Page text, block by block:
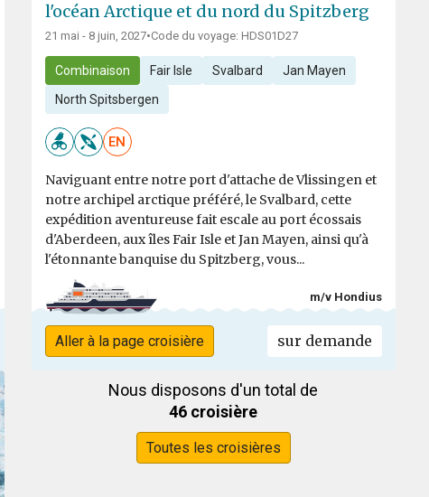
l'océan Arctique et du nord du Spitzberg
21 mai - 8 juin, 2027•Code du voyage: HDS01D27
Combinaison Fair Isle Svalbard Jan Mayen
North Spitsbergen
EN
Naviguant entre notre port d'attache de Vlissingen et
notre archipel arctique préféré, le Svalbard, cette
expédition aventureuse fait escale au port écossais
d'Aberdeen, aux îles Fair Isle et Jan Mayen, ainsi qu'à
l'étonnante banquise du Spitzberg, vous...
m/v Hondius
Aller à la page croisière sur demande
Nous disposons d'un total de
46 croisière
Toutes les croisières